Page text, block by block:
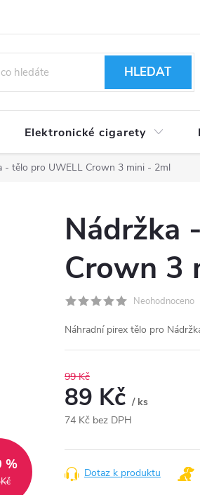
HLEDAT
Elektronické cigarety
- tělo pro UWELL Crown 3 mini - 2ml
%
Nádržka
Crown 3
Neohodnoceno
Náhradní pirex tělo pro
99 Kč
89 Kč / ks
74 Kč bez DPH
cena:
Dotaz k produktu